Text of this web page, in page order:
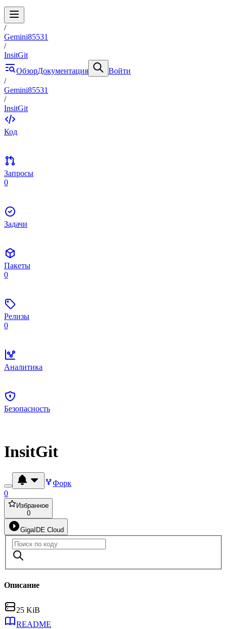
/
Gemini85531
/
InsitGit
ОбзорДокументация
Войти
/
Gemini85531
/
InsitGit
Код
Запросы
0
Задачи
Пакеты
0
Релизы
0
Аналитика
Безопасность
InsitGit
Форк
0
Избранное
0
GigaIDE Cloud
Описание
25 KiB
README